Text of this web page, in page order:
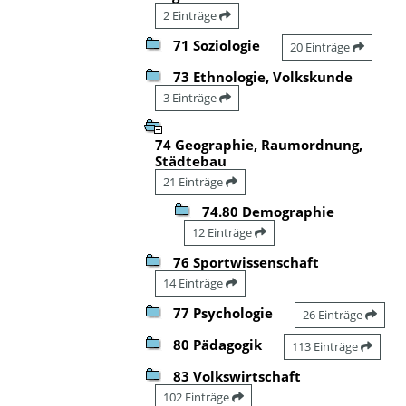
2 Einträge
71 Soziologie 20 Einträge
73 Ethnologie, Volkskunde
3 Einträge
74 Geographie, Raumordnung,
Städtebau
21 Einträge
74.80 Demographie
12 Einträge
76 Sportwissenschaft
14 Einträge
77 Psychologie 26 Einträge
80 Pädagogik 113 Einträge
83 Volkswirtschaft
102 Einträge